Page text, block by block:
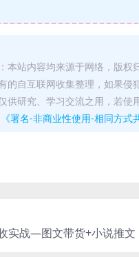
本站内容均来源于网络，版权
的自互联网收集整理，如果侵
供研究、学习交流之用，若使
《署名-非商业性使用-相同方式
实战—图文带货+小说推文